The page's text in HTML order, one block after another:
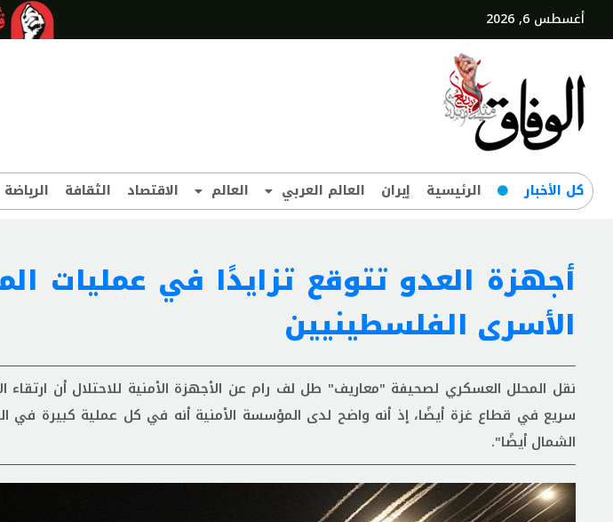
أغسطس 6, 2026
کل‌ الأخبار الرئيسية إيران العالم العربي العالم الاقتصاد الثقافة الرياضة
أجهزة العدو تتوقع تزايدًا في عمليات
الأسرى الفلسطينيين
نقل المحلل العسكري لصحيفة "معاريف" طل لف رام عن الأجهزة الأمنية للاحتلال أن ارتقاء
سريع في قطاع غزة أيضًا، إذ أنه واضح لدى المؤسسة الأمنية أنه في كل عملية كبيرة في
الشمال أيضًا".